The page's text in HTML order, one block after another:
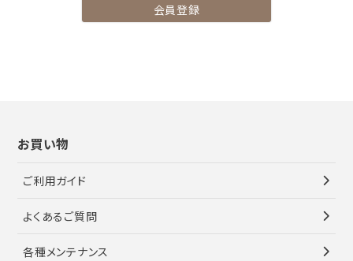
会員登録
お買い物
ご利用ガイド
よくあるご質問
各種メンテナンス